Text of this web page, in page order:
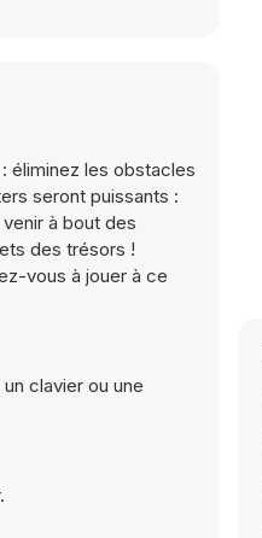
éliminez les obstacles
seront puissants :
à bout des
des trésors !
vous à jouer à ce
clavier ou une